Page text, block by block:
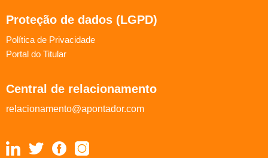
Proteção de dados (LGPD)
Política de Privacidade
Portal do Titular
Central de relacionamento
relacionamento@apontador.com